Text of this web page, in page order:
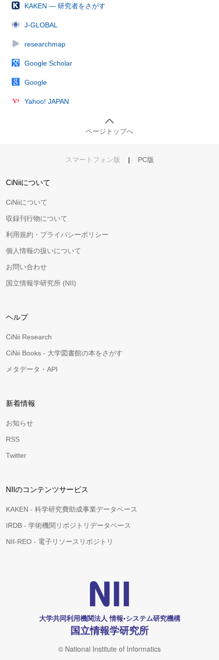
KAKEN — 研究者をさがす
J-GLOBAL
researchmap
Google Scholar
Google
Yahoo! JAPAN
ページトップへ
スマートフォン版 | PC版
CiNiiについて
CiNiiについて
収録刊行物について
利用規約・プライバシーポリシー
個人情報の扱いについて
お問い合わせ
国立情報学研究所 (NII)
ヘルプ
CiNii Research
CiNii Books - 大学図書館の本をさがす
メタデータ・API
新着情報
お知らせ
RSS
Twitter
NIIのコンテンツサービス
KAKEN - 科学研究費助成事業データベース
IRDB - 学術機関リポジトリデータベース
NII-REO - 電子リソースリポジトリ
大学共同利用機関法人 情報•システム研究機構
国立情報学研究所
© National Institute of Informatics